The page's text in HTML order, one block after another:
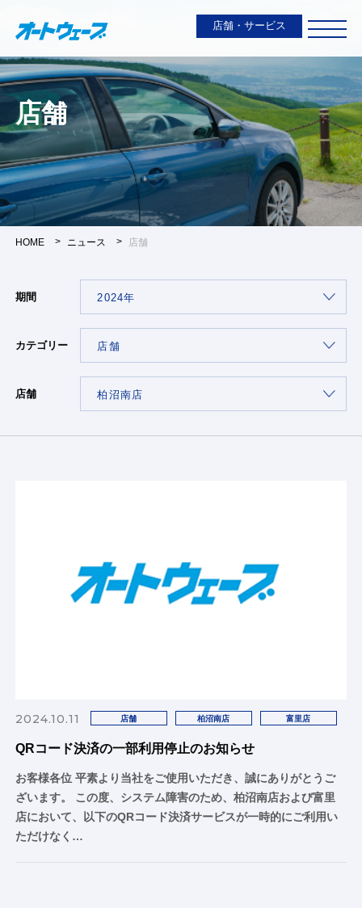
店舗・サービス
店舗
HOME ニュース 店舗
期間
カテゴリー
店舗
2024.10.11 店舗 柏沼南店 富里店
QRコード決済の一部利用停止のお知らせ
お客様各位 平素より当社をご使用いただき、誠にありがとうご
ざいます。 この度、システム障害のため、柏沼南店および富里
店において、以下のQRコード決済サービスが一時的にご利用い
ただけなく…